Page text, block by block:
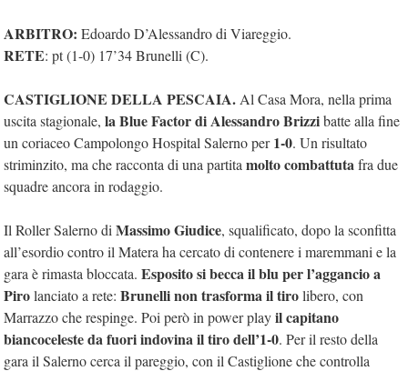
ARBITRO: Edoardo D’Alessandro di Viareggio.
RETE: pt (1-0) 17’34 Brunelli (C).
CASTIGLIONE DELLA PESCAIA. Al Casa Mora, nella prima
uscita stagionale, la Blue Factor di Alessandro Brizzibatte alla fine
un coriaceo Campolongo Hospital Salerno per1-0. Un risultato
striminzito, ma che racconta di una partita molto combattutafra due
squadre ancora in rodaggio.
Il Roller Salerno di Massimo Giudice, squalificato, dopo la sconfitta
all’esordio contro il Matera ha cercato di contenere i maremmani e la
gara è rimasta bloccata. Esposito si becca il blu per l’aggancio a
Pirolanciato a rete: Brunelli non trasforma il tirolibero, con
Marrazzo che respinge. Poi però in power playil capitano
biancoceleste da fuori indovina il tiro dell’1-0. Per il resto della
gara il Salerno cerca il pareggio, con il Castiglione che controlla